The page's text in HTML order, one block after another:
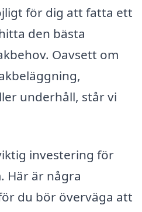
för dig att fatta ett
den bästa
Oavsett om
underhåll, står vi
investering för
Här är några
du bör överväga att